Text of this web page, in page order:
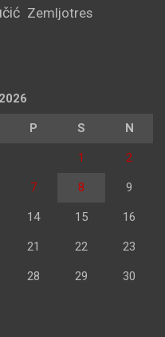
Zemljotres
P S N
1 2
7 8 9
14 15 16
21 22 23
28 29 30